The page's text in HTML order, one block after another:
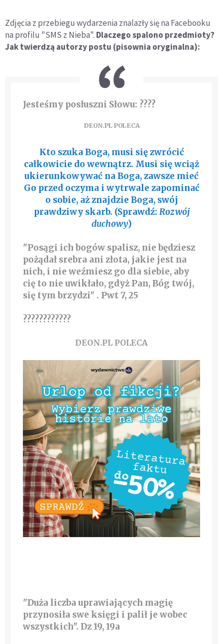
Zdjęcia z przebiegu wydarzenia znalazły się na Facebooku
na profilu "SMS z Nieba". Dlaczego spalono przedmioty?
Jak twierdzą autorzy postu (pisownia oryginalna):
Jesteśmy posłuszni Słowu: ????
DEON.PL POLECA
Kto szuka Boga, musi się zwrócić
całkowicie do wewnątrz. Musi się wciąż
ukierunkowywać na Boga, zawsze mieć
Go przed oczyma i wytrwale zapominać
o sobie, aż znajdzie Boga, swój
prawdziwy skarb. (Sprawdź: Rozwój
duchowy)
"Posągi ich bogów spalisz, nie będziesz
pożądał srebra ani złota, jakie jest na
nich, i nie weźmiesz go dla siebie, aby
cię to nie uwikłało, gdyż Pan, Bóg twój,
się tym brzydzi" . Pwt 7, 25
????????????
DEON.PL POLECA
"Duża liczba uprawiających magię
przynosiła swe księgi i palił je wobec
wszystkich". Dz 19, 19a